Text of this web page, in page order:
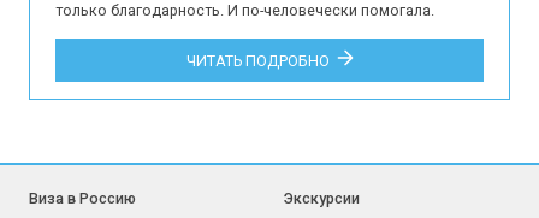
только благодарность. И по-человечески помогала.
уровне, я не придирчив, как многие, к ерунде не стал бы
придираться, но по мне даже ерунды не было. Это про все
отработал на 146%, как говорится. Так что приятно было
ЧИТАТЬ ПОДРОБНО
Виза в Россию Экскурсии